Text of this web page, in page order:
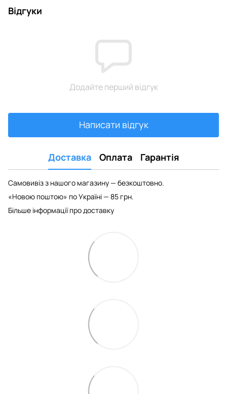
Відгуки
Додайте перший відгук
Написати відгук
Доставка Оплата Гарантія
Самовивіз з нашого магазину — безкоштовно.
«Новою поштою» по Україні — 85 грн.
Більше інформації про доставку